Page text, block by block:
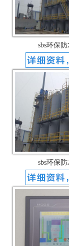
sbs环保
sbs环保